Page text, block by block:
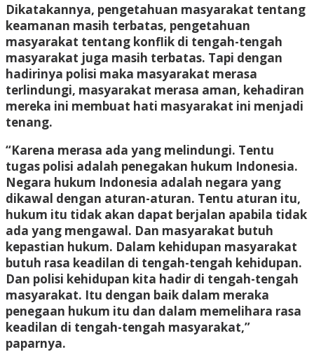
Dikatakannya, pengetahuan masyarakat tentang
keamanan masih terbatas, pengetahuan
masyarakat tentang konflik di tengah-tengah
masyarakat juga masih terbatas. Tapi dengan
hadirinya polisi maka masyarakat merasa
terlindungi, masyarakat merasa aman, kehadiran
mereka ini membuat hati masyarakat ini menjadi
tenang.
“Karena merasa ada yang melindungi. Tentu
tugas polisi adalah penegakan hukum Indonesia.
Negara hukum Indonesia adalah negara yang
dikawal dengan aturan-aturan. Tentu aturan itu,
hukum itu tidak akan dapat berjalan apabila tidak
ada yang mengawal. Dan masyarakat butuh
kepastian hukum. Dalam kehidupan masyarakat
butuh rasa keadilan di tengah-tengah kehidupan.
Dan polisi kehidupan kita hadir di tengah-tengah
masyarakat. Itu dengan baik dalam meraka
penegaan hukum itu dan dalam memelihara rasa
keadilan di tengah-tengah masyarakat,”
paparnya.